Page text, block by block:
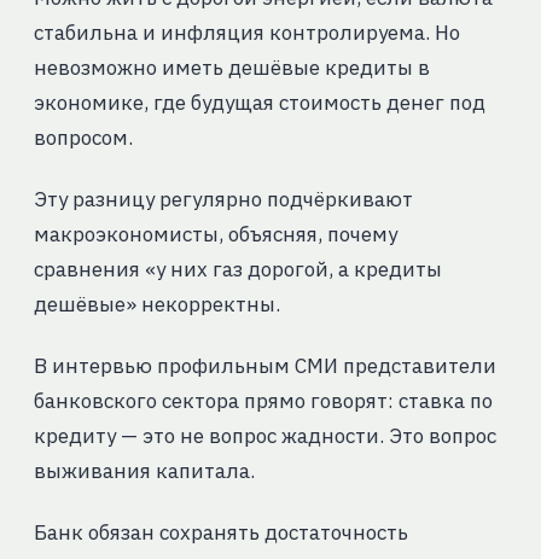
стабильна и инфляция контролируема. Но
невозможно иметь дешёвые кредиты в
экономике, где будущая стоимость денег под
вопросом.
Эту разницу регулярно подчёркивают
макроэкономисты, объясняя, почему
сравнения «у них газ дорогой, а кредиты
дешёвые» некорректны.
В интервью профильным СМИ представители
банковского сектора прямо говорят: ставка по
кредиту — это не вопрос жадности. Это вопрос
выживания капитала.
Банк обязан сохранять достаточность